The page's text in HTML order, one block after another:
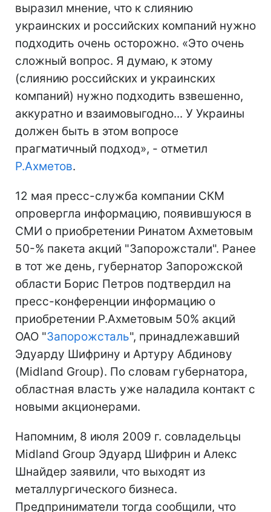
выразил мнение, что к слиянию
украинских и российских компаний нужно
подходить очень осторожно. «Это очень
сложный вопрос. Я думаю, к этому
(слиянию российских и украинских
компаний) нужно подходить взвешенно,
аккуратно и взаимовыгодно... У Украины
должен быть в этом вопросе
прагматичный подход», - отметил
Р.Ахметов.
12 мая пресс-служба компании СКМ
опровергла информацию, появившуюся в
СМИ о приобретении Ринатом Ахметовым
50-% пакета акций "Запорожстали". Ранее
в тот же день, губернатор Запорожской
области Борис Петров подтвердил на
пресс-конференции информацию о
приобретении Р.Ахметовым 50% акций
ОАО "Запорожсталь", принадлежавший
Эдуарду Шифрину и Артуру Абдинову
(Midland Group). По словам губернатора,
областная власть уже наладила контакт с
новыми акционерами.
Напомним, 8 июля 2009 г. совладельцы
Midland Group Эдуард Шифрин и Алекс
Шнайдер заявили, что выходят из
металлургического бизнеса.
Предприниматели тогда сообщили, что